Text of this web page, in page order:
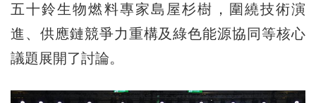
五十鈴生物燃料專家島屋杉樹，圍繞技術演
進、供應鏈競爭力重構及綠色能源協同等核心
議題展開了討論。